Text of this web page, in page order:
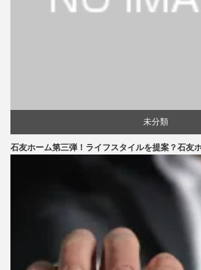
未分類
石友ホーム第三弾！ライフスタイルを提案？石友